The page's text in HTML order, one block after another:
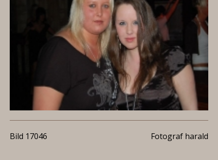
Bild 17046 Fotograf harald